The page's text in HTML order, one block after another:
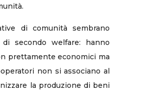
di comunità sembrano
secondo welfare: hanno
prettamente economici ma
non si associano al
la produzione di beni